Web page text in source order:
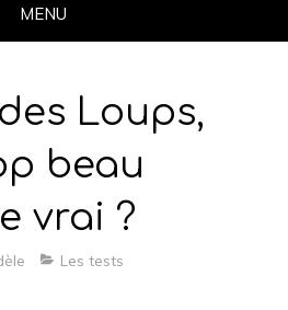
MENU
Loups,
beau
vrai ?
Les tests